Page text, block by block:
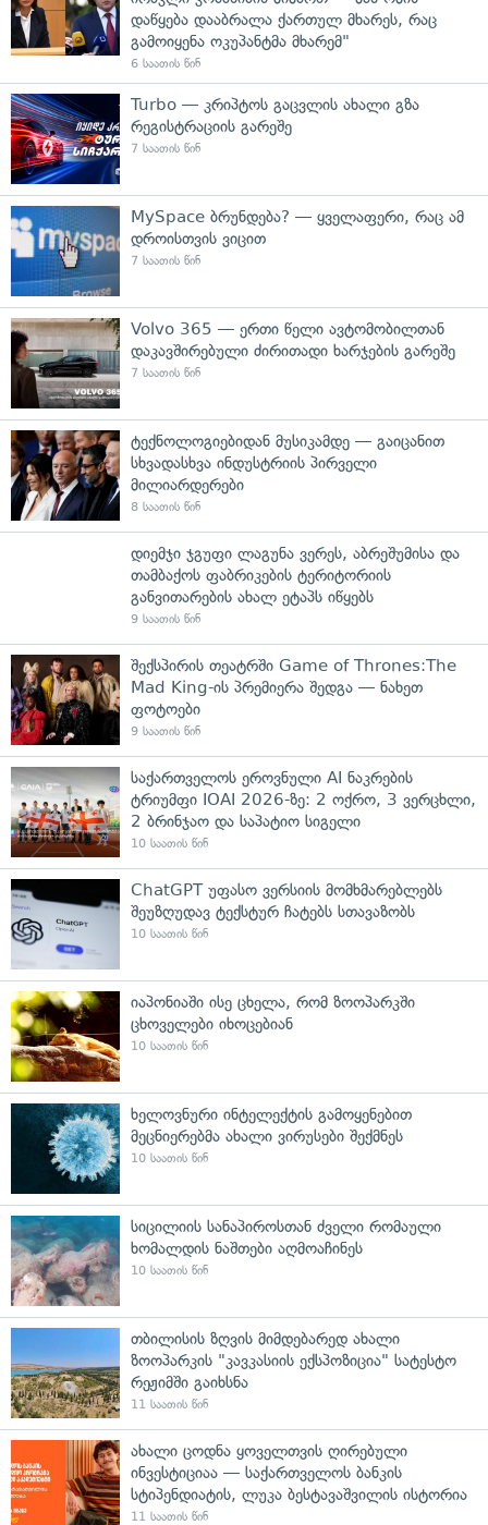
დაწყება დააბრალა ქართულ მხარეს, რაც
გამოიყენა ოკუპანტმა მხარემ"
6 საათის წინ
Turbo — კრიპტოს გაცვლის ახალი გზა
რეგისტრაციის გარეშე
7 საათის წინ
MySpace ბრუნდება? — ყველაფერი, რაც ამ
დროისთვის ვიცით
7 საათის წინ
Volvo 365 — ერთი წელი ავტომობილთან
დაკავშირებული ძირითადი ხარჯების გარეშე
7 საათის წინ
ტექნოლოგიებიდან მუსიკამდე — გაიცანით
სხვადასხვა ინდუსტრიის პირველი
მილიარდერები
8 საათის წინ
დიემჯი ჯგუფი ლაგუნა ვერეს, აბრეშუმისა და
თამბაქოს ფაბრიკების ტერიტორიის
განვითარების ახალ ეტაპს იწყებს
9 საათის წინ
შექსპირის თეატრში Game of Thrones:The
Mad King-ის პრემიერა შედგა — ნახეთ
ფოტოები
9 საათის წინ
საქართველოს ეროვნული AI ნაკრების
ტრიუმფი IOAI 2026-ზე: 2 ოქრო, 3 ვერცხლი,
2 ბრინჯაო და საპატიო სიგელი
10 საათის წინ
ChatGPT უფასო ვერსიის მომხმარებლებს
შეუზღუდავ ტექსტურ ჩატებს სთავაზობს
10 საათის წინ
იაპონიაში ისე ცხელა, რომ ზოოპარკში
ცხოველები იხოცებიან
10 საათის წინ
ხელოვნური ინტელექტის გამოყენებით
მეცნიერებმა ახალი ვირუსები შექმნეს
10 საათის წინ
სიცილიის სანაპიროსთან ძველი რომაული
ხომალდის ნაშთები აღმოაჩინეს
10 საათის წინ
თბილისის ზღვის მიმდებარედ ახალი
ზოოპარკის "კავკასიის ექსპოზიცია" სატესტო
რეჟიმში გაიხსნა
11 საათის წინ
ახალი ცოდნა ყოველთვის ღირებული
ინვესტიციაა — საქართველოს ბანკის
სტიპენდიატის, ლუკა ბესტავაშვილის ისტორია
11 საათის წინ